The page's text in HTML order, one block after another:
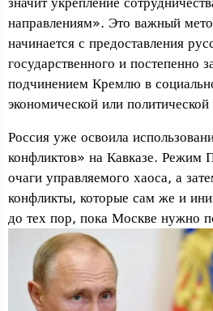
направлениям». Это важный
начинается с предоставления
государственного и постепенно
подчинением Кремлю в
экономической или
Россия уже освоила
конфликтов» на Кавказе. Режим
очаги управляемого хаоса, а
конфликты, которые сам же и
до тех пор, пока Москве нужно